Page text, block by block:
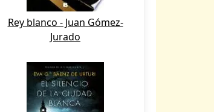
Rey blanco - Juan Gómez-
Jurado